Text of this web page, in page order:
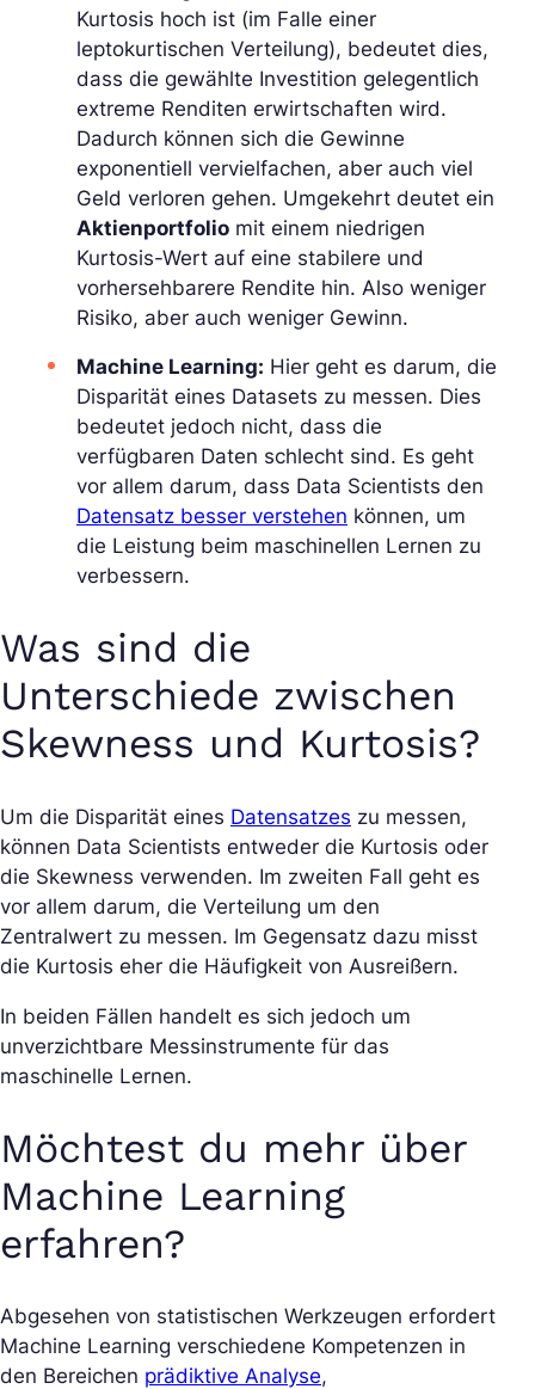
Kurtosis hoch ist (im Falle einer
leptokurtischen Verteilung), bedeutet dies,
dass die gewählte Investition gelegentlich
extreme Renditen erwirtschaften wird.
Dadurch können sich die Gewinne
exponentiell vervielfachen, aber auch viel
Geld verloren gehen. Umgekehrt deutet ein
Aktienportfolio mit einem niedrigen
Kurtosis-Wert auf eine stabilere und
vorhersehbarere Rendite hin. Also weniger
Risiko, aber auch weniger Gewinn.
Machine Learning: Hier geht es darum, die
Disparität eines Datasets zu messen. Dies
bedeutet jedoch nicht, dass die
verfügbaren Daten schlecht sind. Es geht
vor allem darum, dass Data Scientists den
Datensatz besser verstehen können, um
die Leistung beim maschinellen Lernen zu
verbessern.
Was sind die
Unterschiede zwischen
Skewness und Kurtosis?
Um die Disparität eines Datensatzes zu messen,
können Data Scientists entweder die Kurtosis oder
die Skewness verwenden. Im zweiten Fall geht es
vor allem darum, die Verteilung um den
Zentralwert zu messen. Im Gegensatz dazu misst
die Kurtosis eher die Häufigkeit von Ausreißern.
In beiden Fällen handelt es sich jedoch um
unverzichtbare Messinstrumente für das
maschinelle Lernen.
Möchtest du mehr über
Machine Learning
erfahren?
Abgesehen von statistischen Werkzeugen erfordert
Machine Learning verschiedene Kompetenzen in
den Bereichen prädiktive Analyse,